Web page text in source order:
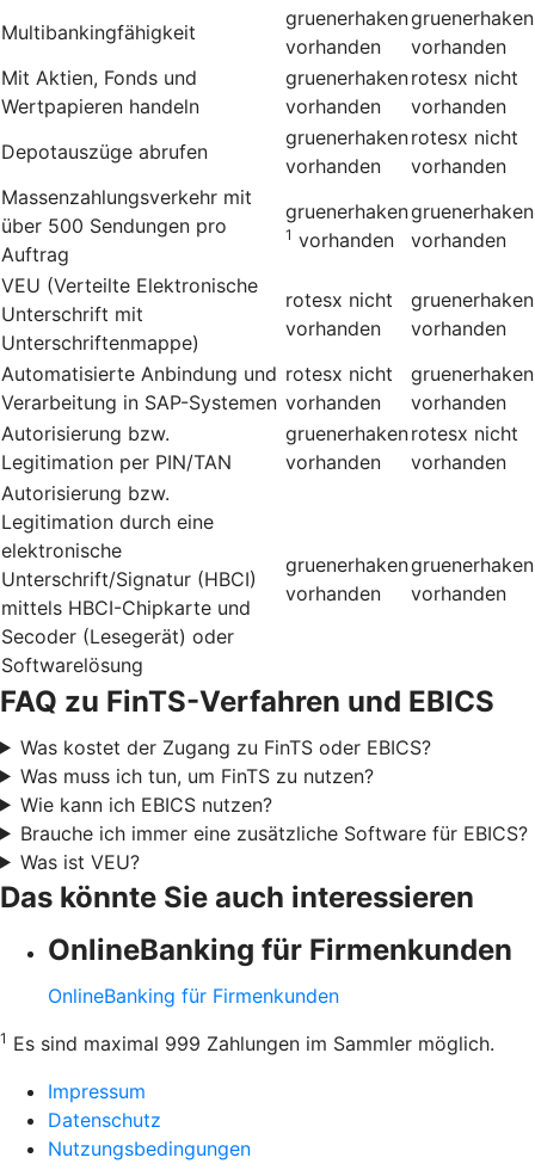
Multibankingfähigkeit
gruenerhaken
vorhanden
gruenerhaken
vorhanden
Mit Aktien, Fonds und
Wertpapieren handeln
gruenerhaken
vorhanden
rotesx nicht
vorhanden
Depotauszüge abrufen
gruenerhaken
vorhanden
rotesx nicht
vorhanden
Massenzahlungsverkehr mit
über 500 Sendungen pro
Auftrag
gruenerhaken
1 vorhanden
gruenerhaken
vorhanden
VEU (Verteilte Elektronische
Unterschrift mit
Unterschriftenmappe)
rotesx nicht
vorhanden
gruenerhaken
vorhanden
Automatisierte Anbindung und
Verarbeitung in SAP-Systemen
rotesx nicht
vorhanden
gruenerhaken
vorhanden
Autorisierung bzw.
Legitimation per PIN/TAN
gruenerhaken
vorhanden
rotesx nicht
vorhanden
Autorisierung bzw.
Legitimation durch eine
elektronische
Unterschrift/Signatur (HBCI)
mittels HBCI-Chipkarte und
Secoder (Lesegerät) oder
Softwarelösung
gruenerhaken
vorhanden
gruenerhaken
vorhanden
FAQ zu FinTS-Verfahren und EBICS
Was kostet der Zugang zu FinTS oder EBICS?
Was muss ich tun, um FinTS zu nutzen?
Wie kann ich EBICS nutzen?
Brauche ich immer eine zusätzliche Software für EBICS?
Was ist VEU?
Das könnte Sie auch interessieren
OnlineBanking für Firmenkunden
OnlineBanking für Firmenkunden
1 Es sind maximal 999 Zahlungen im Sammler möglich.
Impressum
Datenschutz
Nutzungsbedingungen